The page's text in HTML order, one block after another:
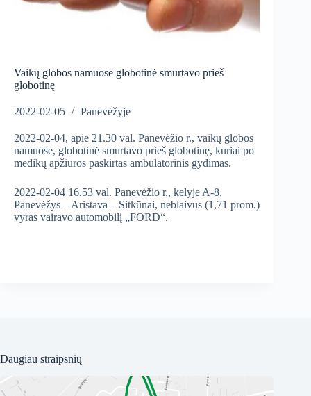
Vaikų globos namuose globotinė smurtavo prieš
globotinę
2022-02-05 Panevėžyje
2022-02-04, apie 21.30 val. Panevėžio r., vaikų globos
namuose, globotinė smurtavo prieš globotinę, kuriai po
medikų apžiūros paskirtas ambulatorinis gydimas.
2022-02-04 16.53 val. Panevėžio r., kelyje A-8,
Panevėžys – Aristava – Sitkūnai, neblaivus (1,71 prom.)
vyras vairavo automobilį „FORD“.
Daugiau straipsnių